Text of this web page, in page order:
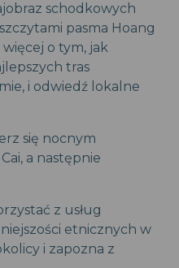
schodkowych
pasma Hoang
o tym, jak
tras
i odwiedź lokalne
się nocnym
a następnie
z usług
etnicznych w
i zapozna z